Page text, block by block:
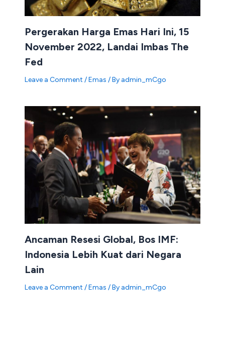
Pergerakan Harga Emas Hari Ini, 15
November 2022, Landai Imbas The
Fed
Leave a Comment /Emas / By admin_mCgo
Ancaman Resesi Global, Bos IMF:
Indonesia Lebih Kuat dari Negara
Lain
Leave a Comment /Emas / By admin_mCgo